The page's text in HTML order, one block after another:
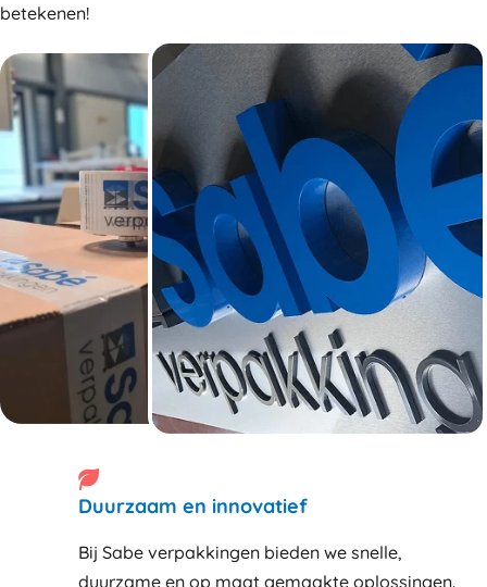
betekenen!
Duurzaam en innovatief
Bij Sabe verpakkingen bieden we snelle,
duurzame en op maat gemaakte oplossingen.